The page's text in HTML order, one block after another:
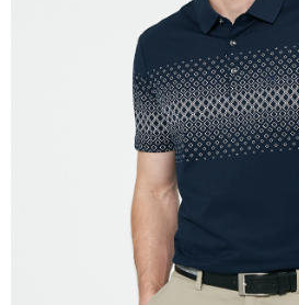
每筆NT$80，滿NT$1,200(含以上)免運費
每筆NT$80，滿NT$1,200(含以上)免運費